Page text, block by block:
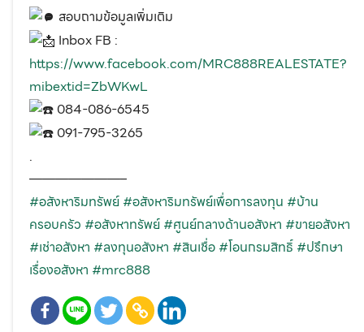
สอบถามข้อมูลเพิ่มเติม
Inbox FB :
https://www.facebook.com/MRC888REALESTATE?
mibextid=ZbWKwL
084-086-6545
091-795-3265
.
———————–
#อสังหาริมทรัพย์ #อสังหาริมทรัพย์เพื่อการลงทุน #บ้าน
ครอบครัว #อสังหาทรัพย์ #ศูนย์กลางด้านอสังหา #ขายอสังหา
#เช่าอสังหา #ลงทุนอสังหา #สินเชื่อ #โอนกรมสิทธิ์ #ปรึกษา
เรื่องอสังหา #mrc888